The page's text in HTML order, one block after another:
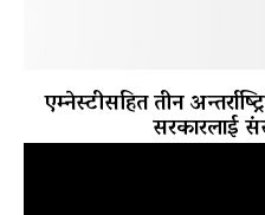
एम्नेस्टीसहित तीन
सरकारलाई